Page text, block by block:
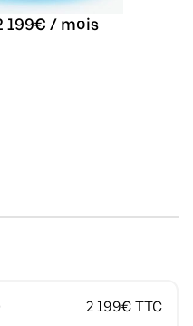
199€ / mois
2 199€ TTC